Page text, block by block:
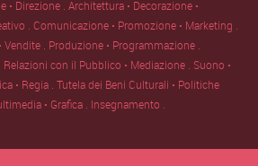
• Direzione .Architettura • Decorazione •
.Comunicazione • Promozione • Marketing .
. Produzione • Programmazione .
Relazioni con il Pubblico • Mediazione . Suono •
• Regia .Tutela dei Beni Culturali • Politiche
• Grafica . Insegnamento .